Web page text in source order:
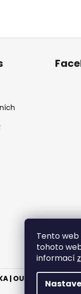
Tento
tohoto
informací
| OUTDOOR - LOV .